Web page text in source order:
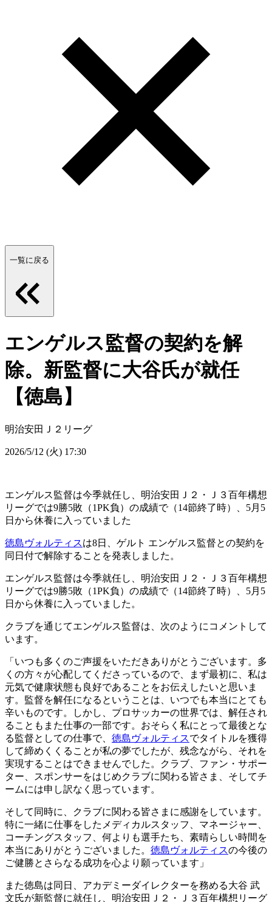
一覧に戻る
エンゲルス監督の契約を解
除。新監督に大谷氏が就任
【徳島】
明治安田Ｊ２リーグ
2026/5/12 (火) 17:30
エンゲルス監督は今季就任し、明治安田Ｊ２・Ｊ３百年構想
リーグでは9勝5敗（1PK負）の成績で（14節終了時）、5月5
日から休養に入っていました
徳島ヴォルティスは8日、ゲルト エンゲルス監督との契約を
同日付で解除することを発表しました。
エンゲルス監督は今季就任し、明治安田Ｊ２・Ｊ３百年構想
リーグでは9勝5敗（1PK負）の成績で（14節終了時）、5月5
日から休養に入っていました。
クラブを通じてエンゲルス監督は、次のようにコメントして
います。
「いつも多くのご声援をいただきありがとうございます。多
くの方々が心配してくださっているので、まず最初に、私は
元気で健康状態も良好であることをお伝えしたいと思いま
す。監督を解任になるということは、いつでも本当にとても
辛いものです。しかし、プロサッカーの世界では、解任され
ることもまた仕事の一部です。おそらく私にとって最後とな
る監督としての仕事で、 徳島ヴォルティスでタイトルを獲得
して締めくくることが私の夢でしたが、残念ながら、それを
実現することはできませんでした。クラブ、ファン・サポー
ター、スポンサーをはじめクラブに関わる皆さま、そしてチ
ームには申し訳なく思っています。
そして同時に、クラブに関わる皆さまに感謝をしています。
特に一緒に仕事をしたメディカルスタッフ、マネージャー、
コーチングスタッフ、何よりも選手たち、素晴らしい時間を
本当にありがとうございました。 徳島ヴォルティスの今後の
ご健勝とさらなる成功を心より願っています」
また徳島は同日、アカデミーダイレクターを務める大谷 武
文氏が新監督に就任し、明治安田Ｊ２・Ｊ３百年構想リーグ